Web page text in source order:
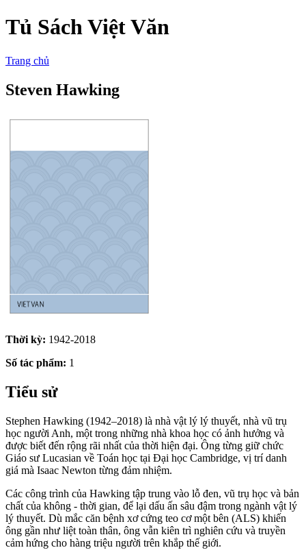
Tủ Sách Việt Văn
Trang chủ
Steven Hawking
Thời kỳ: 1942-2018
Số tác phẩm: 1
Tiểu sử
Stephen Hawking (1942–2018) là nhà vật lý lý thuyết, nhà vũ trụ
học người Anh, một trong những nhà khoa học có ảnh hưởng và
được biết đến rộng rãi nhất của thời hiện đại. Ông từng giữ chức
Giáo sư Lucasian về Toán học tại Đại học Cambridge, vị trí danh
giá mà Isaac Newton từng đảm nhiệm.
Các công trình của Hawking tập trung vào lỗ đen, vũ trụ học và bản
chất của không - thời gian, để lại dấu ấn sâu đậm trong ngành vật lý
lý thuyết. Dù mắc căn bệnh xơ cứng teo cơ một bên (ALS) khiến
ông gần như liệt toàn thân, ông vẫn kiên trì nghiên cứu và truyền
cảm hứng cho hàng triệu người trên khắp thế giới.